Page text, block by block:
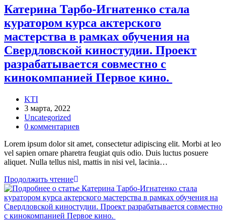
актерского
мастерства
в
обучения
на
киностудии.
Проект
Первое
кино.
Катерина Тарбо-Игнатенко стала
куратором курса актерского
мастерства в рамках обучения на
Свердловской киностудии. Проект
разрабатывается совместно с
кинокомпанией Первое кино.
Автор
записи:
KTI
Запись
опубликована:
3 марта, 2022
Рубрика
записи:
Uncategorized
Комментарии
записи:
0 комментариев
Lorem ipsum dolor sit amet, consectetur adipiscing elit. Morbi at leo
vel sapien ornare pharetra feugiat quis odio. Duis luctus posuere
aliquet. Nulla tellus nisl, mattis in nisi vel, lacinia…
Продолжить чтениеКатерина
Тарбо-
Игнатенко
стала
куратором